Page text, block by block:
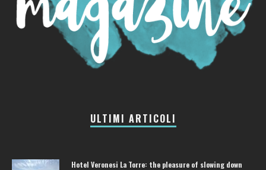
ULTIMI ARTICOLI
Hotel Veronesi La Torre: the pleasure of slowing down